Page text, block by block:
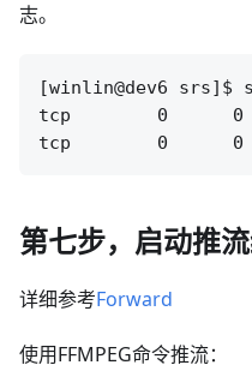
志。
[winlin@dev6 srs]$
tcp        0
第七步，启动推
详细参考Forward
使用FFMPEG命令推流：